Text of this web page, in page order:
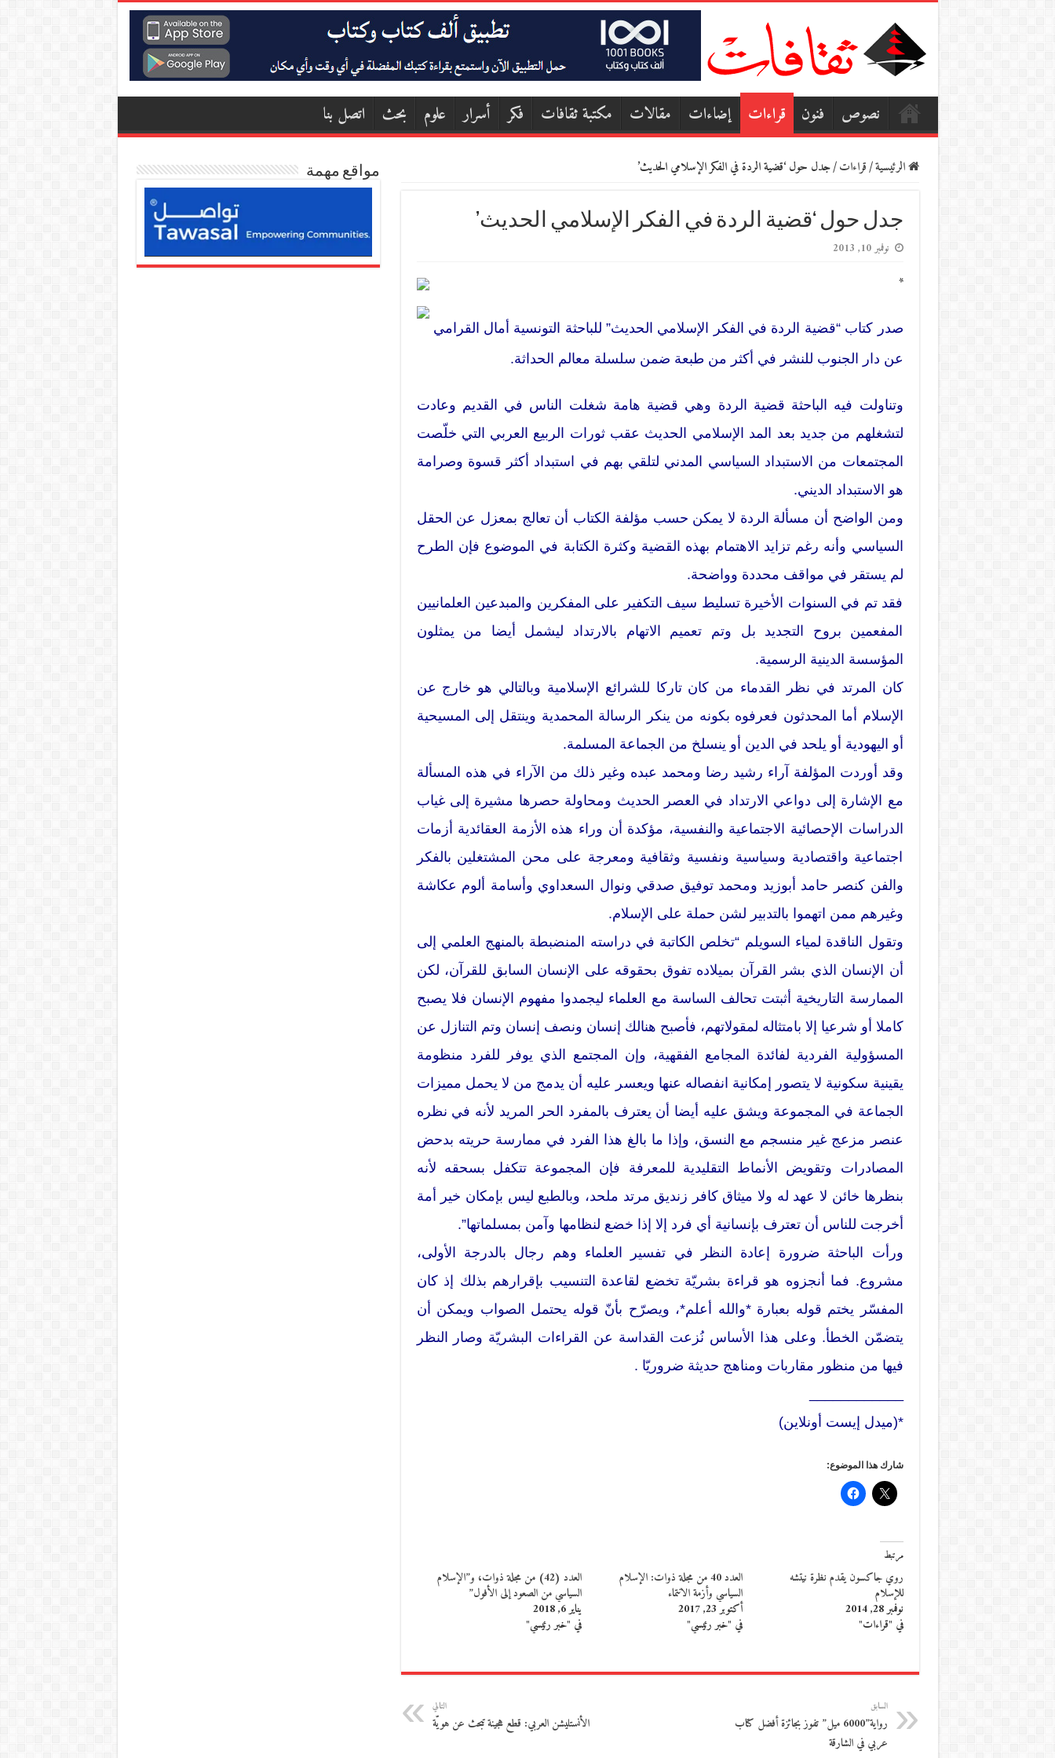
نصوص فنون قراءات إضاءات مقالات مكتبة ثقافات فكر أسرار علوم بحث اتصل بنا
الرئيسية/قراءات/جدل حول ‘قضية الردة في الفكر الإسلامي الحديث’
جدل حول ‘قضية الردة في الفكر الإسلامي الحديث’
نوفمبر 10, 2013
*
صدر كتاب “قضية الردة في الفكر الإسلامي الحديث” للباحثة التونسية أمال القرامي
عن دار الجنوب للنشر في أكثر من طبعة ضمن سلسلة معالم الحداثة.
وتناولت فيه الباحثة قضية الردة وهي قضية هامة شغلت الناس في القديم وعادت
لتشغلهم من جديد بعد المد الإسلامي الحديث عقب ثورات الربيع العربي التي خلّصت
المجتمعات من الاستبداد السياسي المدني لتلقي بهم في استبداد أكثر قسوة وصرامة
هو الاستبداد الديني.
ومن الواضح أن مسألة الردة لا يمكن حسب مؤلفة الكتاب أن تعالج بمعزل عن الحقل
السياسي وأنه رغم تزايد الاهتمام بهذه القضية وكثرة الكتابة في الموضوع فإن الطرح
لم يستقر في مواقف محددة وواضحة.
فقد تم في السنوات الأخيرة تسليط سيف التكفير على المفكرين والمبدعين العلمانيين
المفعمين بروح التجديد بل وتم تعميم الاتهام بالارتداد ليشمل أيضا من يمثلون
المؤسسة الدينية الرسمية.
كان المرتد في نظر القدماء من كان تاركا للشرائع الإسلامية وبالتالي هو خارج عن
الإسلام أما المحدثون فعرفوه بكونه من ينكر الرسالة المحمدية وينتقل إلى المسيحية
أو اليهودية أو يلحد في الدين أو ينسلخ من الجماعة المسلمة.
وقد أوردت المؤلفة آراء رشيد رضا ومحمد عبده وغير ذلك من الآراء في هذه المسألة
مع الإشارة إلى دواعي الارتداد في العصر الحديث ومحاولة حصرها مشيرة إلى غياب
الدراسات الإحصائية الاجتماعية والنفسية، مؤكدة أن وراء هذه الأزمة العقائدية أزمات
اجتماعية واقتصادية وسياسية ونفسية وثقافية ومعرجة على محن المشتغلين بالفكر
والفن كنصر حامد أبوزيد ومحمد توفيق صدقي ونوال السعداوي وأسامة ألوم عكاشة
وغيرهم ممن اتهموا بالتدبير لشن حملة على الإسلام.
وتقول الناقدة لمياء السويلم “تخلص الكاتبة في دراسته المنضبطة بالمنهج العلمي إلى
أن الإنسان الذي بشر القرآن بميلاده تفوق بحقوقه على الإنسان السابق للقرآن، لكن
الممارسة التاريخية أثبتت تحالف الساسة مع العلماء ليجمدوا مفهوم الإنسان فلا يصبح
كاملا أو شرعيا إلا بامتثاله لمقولاتهم، فأصبح هنالك إنسان ونصف إنسان وتم التنازل عن
المسؤولية الفردية لفائدة المجامع الفقهية، وإن المجتمع الذي يوفر للفرد منظومة
يقينية سكونية لا يتصور إمكانية انفصاله عنها ويعسر عليه أن يدمج من لا يحمل مميزات
الجماعة في المجموعة ويشق عليه أيضا أن يعترف بالمفرد الحر المريد لأنه في نظره
عنصر مزعج غير منسجم مع النسق، وإذا ما بالغ هذا الفرد في ممارسة حريته بدحض
المصادرات وتقويض الأنماط التقليدية للمعرفة فإن المجموعة تتكفل بسحقه لأنه
بنظرها خائن لا عهد له ولا ميثاق كافر زنديق مرتد ملحد، وبالطبع ليس بإمكان خير أمة
أخرجت للناس أن تعترف بإنسانية أي فرد إلا إذا خضع لنظامها وآمن بمسلماتها”.
ورأت الباحثة ضرورة إعادة النظر في تفسير العلماء وهم رجال بالدرجة الأولى،
مشروع. فما أنجزوه هو قراءة بشريّة تخضع لقاعدة التنسيب بإقرارهم بذلك إذ كان
المفسّر يختم قوله بعبارة *والله أعلم*، ويصرّح بأنّ قوله يحتمل الصواب ويمكن أن
يتضمّن الخطأ. وعلى هذا الأساس نُزعت القداسة عن القراءات البشريّة وصار النظر
فيها من منظور مقاربات ومناهج حديثة ضروريّا .
*(ميدل إيست أونلاين)
شارك هذا الموضوع:
مرتبط
روي جاكسون يقدم نظرة نيتشه
للإسلام
نوفمبر 28, 2014
في "قراءات"
العدد 40 من مجلة ذوات: الإسلام
السياسي وأزمة الانتماء
أكتوبر 23, 2017
في "خبر رئيسي"
العدد (42) من مجلة ذوات، و”الإسلام
السياسي من الصعود إلى الأفول”
يناير 6, 2018
في "خبر رئيسي"
السابق
رواية”6000 ميل” تفوز بجائزة أفضل كتاب
عربي في الشارقة
التالي
الأنستليشن العربي: قطع هجينة تبحث عن هويّة
مواقع مهمة